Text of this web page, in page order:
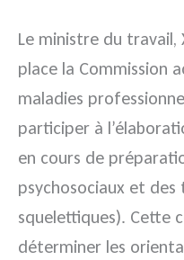
Le ministre du travail,
place la Commission
maladies
participer à
en cours de
psychosociaux et des
squelettiques). Cette
déterminer les